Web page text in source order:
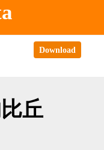
Download
丘